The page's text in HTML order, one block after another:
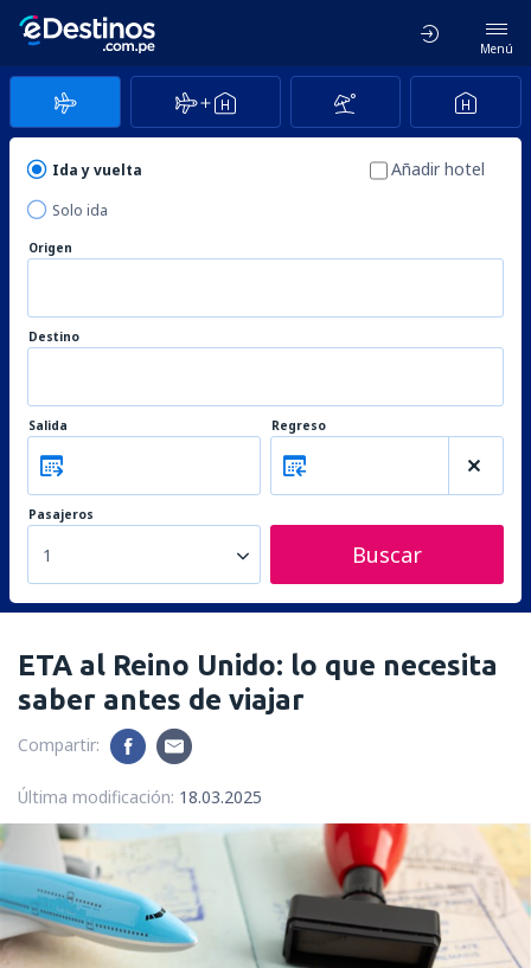
Menú
Ida y vuelta
Solo ida
Añadir hotel
Origen
Destino
Salida Regreso
Pasajeros
1 Buscar
ETA al Reino Unido: lo que necesita
saber antes de viajar
Compartir:
Última modificación: 18.03.2025